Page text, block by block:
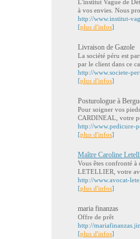
L'institut Vague de
à vos envies. Nous
http://www.institut-
[plus d'infos]
Livraison de Gazole
La société péru est
par le client dans ce
http://www.societe-
[plus d'infos]
Posturologue à
Pour soigner vos
CARDINEAL, votre
http://www.pedicure-
[plus d'infos]
Maître Caroline
Vous êtes confronté
LETELLIER, votre
http://www.avocat-
[plus d'infos]
maria finanzas
Offre de prêt
http://
[plus d'infos]